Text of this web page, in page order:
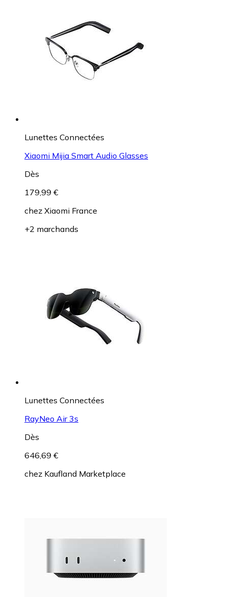
Lunettes Connectées
Xiaomi Mijia Smart Audio Glasses
Dès
179,99 €
chez Xiaomi France
+2 marchands
Lunettes Connectées
RayNeo Air 3s
Dès
646,69 €
chez Kaufland Marketplace